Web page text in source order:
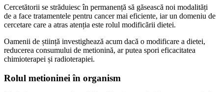
Cercetătorii se străduiesc în permanență să găsească noi modalități
de a face tratamentele pentru cancer mai eficiente, iar un domeniu de
cercetare care a atras atenția este rolul modificării dietei.
Oamenii de știință investighează acum dacă o modificare a dietei,
reducerea consumului de metionină, ar putea spori eficacitatea
chimioterapei și radioterapiei.
Rolul metioninei în organism